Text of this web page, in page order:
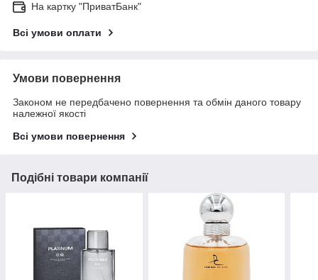
На картку "ПриватБанк"
Всі умови оплати
Умови повернення
Законом не передбачено повернення та обмін даного товару
належної якості
Всі умови повернення
Подібні товари компанії